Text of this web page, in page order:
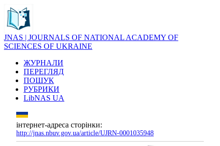
JNAS | JOURNALS OF NATIONAL ACADEMY OF
SCIENCES OF UKRAINE
ЖУРНАЛИ
ПЕРЕГЛЯД
ПОШУК
РУБРИКИ
LibNAS UA
інтернет-адреса сторінки:
http://jnas.nbuv.gov.ua/article/UJRN-0001035948